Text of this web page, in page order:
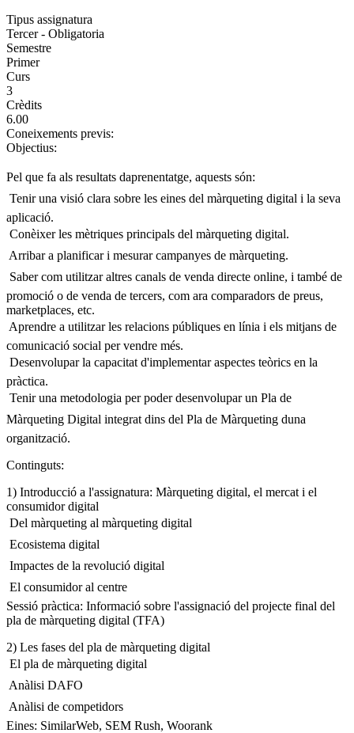
Tipus assignatura
Tercer - Obligatoria
Semestre
Primer
Curs
3
Crèdits
6.00
Coneixements previs:
Objectius:
Pel que fa als resultats daprenentatge, aquests són:
 Tenir una visió clara sobre les eines del màrqueting digital i la seva
aplicació.
 Conèixer les mètriques principals del màrqueting digital.
 Arribar a planificar i mesurar campanyes de màrqueting.
 Saber com utilitzar altres canals de venda directe online, i també de
promoció o de venda de tercers, com ara comparadors de preus,
marketplaces, etc.
 Aprendre a utilitzar les relacions públiques en línia i els mitjans de
comunicació social per vendre més.
 Desenvolupar la capacitat d'implementar aspectes teòrics en la
pràctica.
 Tenir una metodologia per poder desenvolupar un Pla de
Màrqueting Digital integrat dins del Pla de Màrqueting duna
organització.
Continguts:
1) Introducció a l'assignatura: Màrqueting digital, el mercat i el
consumidor digital
 Del màrqueting al màrqueting digital
 Ecosistema digital
 Impactes de la revolució digital
 El consumidor al centre
Sessió pràctica: Informació sobre l'assignació del projecte final del
pla de màrqueting digital (TFA)
2) Les fases del pla de màrqueting digital
 El pla de màrqueting digital
 Anàlisi DAFO
 Anàlisi de competidors
Eines: SimilarWeb, SEM Rush, Woorank